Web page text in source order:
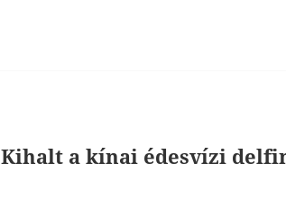
Kihalt a kínai édesvízi